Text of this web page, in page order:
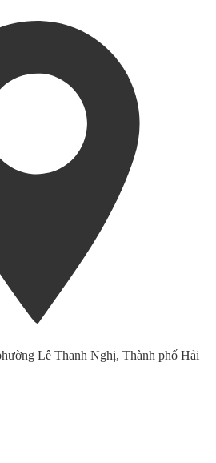
Lê Thanh Nghị, Thành phố Hải